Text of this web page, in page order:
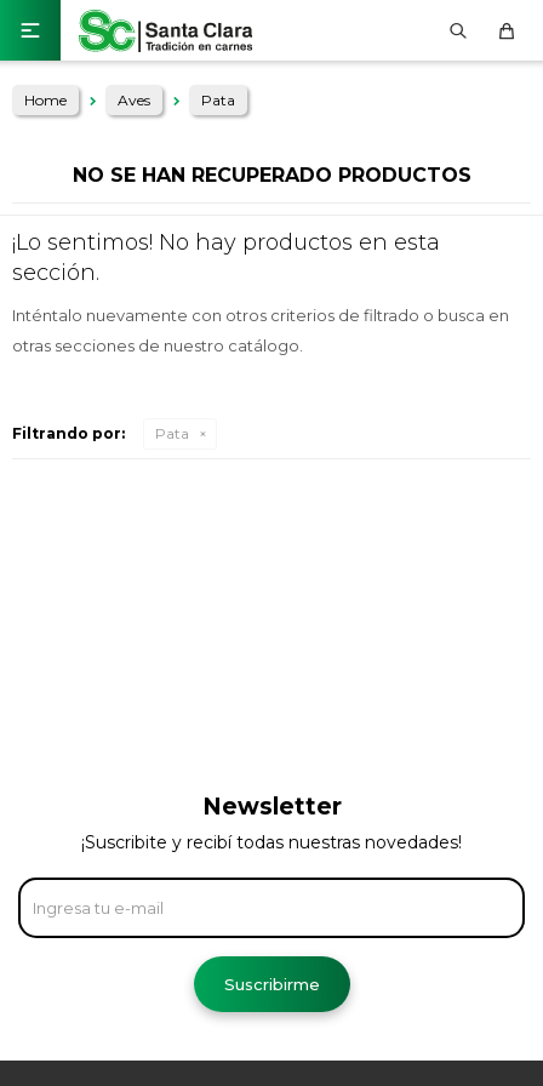

Home Aves Pata
NO SE HAN RECUPERADO PRODUCTOS
¡Lo sentimos! No hay productos en esta
sección.
Inténtalo nuevamente con otros criterios de filtrado o busca en
otras secciones de nuestro catálogo.
Filtrando por: Pata
Newsletter
¡Suscribite y recibí todas nuestras novedades!
Suscribirme